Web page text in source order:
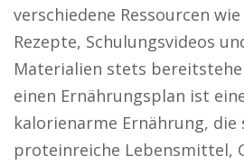
verschiedene Ressourcen
Rezepte, Schulungsvideos
Materialien stets
einen Ernährungsplan ist
kalorienarme Ernährung, die
proteinreiche Lebensmittel,